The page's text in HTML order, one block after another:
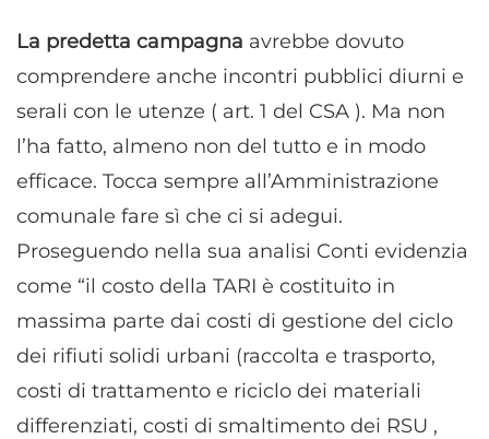
La predetta campagna avrebbe dovuto
comprendere anche incontri pubblici diurni e
serali con le utenze ( art. 1 del CSA ). Ma non
l’ha fatto, almeno non del tutto e in modo
efficace. Tocca sempre all’Amministrazione
comunale fare sì che ci si adegui.
Proseguendo nella sua analisi Conti evidenzia
come “il costo della TARI è costituito in
massima parte dai costi di gestione del ciclo
dei rifiuti solidi urbani (raccolta e trasporto,
costi di trattamento e riciclo dei materiali
differenziati, costi di smaltimento dei RSU ,